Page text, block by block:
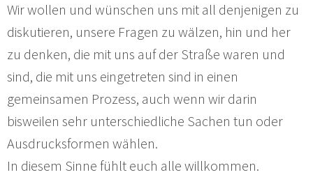
Wir wollen und wünschen uns mit all denjenigen zu
diskutieren, unsere Fragen zu wälzen, hin und her
zu denken, die mit uns auf der Straße waren und
sind, die mit uns eingetreten sind in einen
gemeinsamen Prozess, auch wenn wir darin
bisweilen sehr unterschiedliche Sachen tun oder
Ausdrucksformen wählen.
In diesem Sinne fühlt euch alle willkommen.